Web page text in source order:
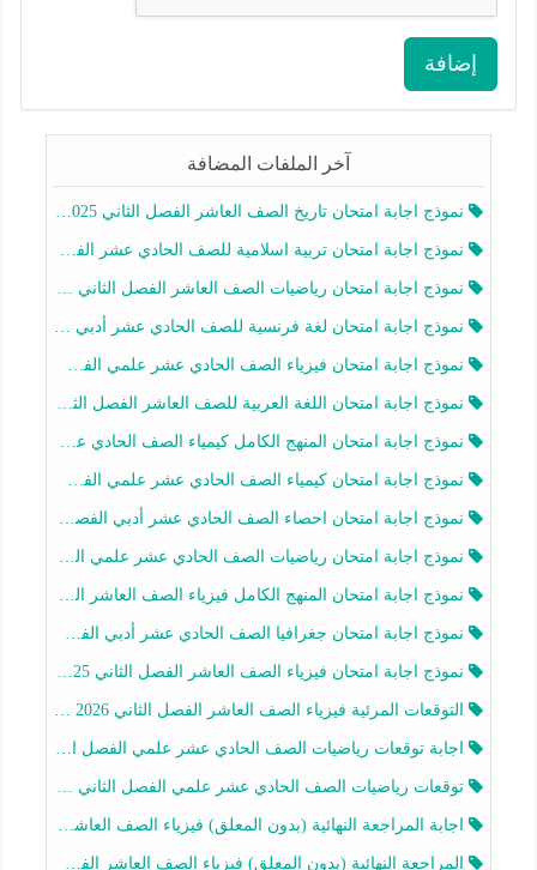
إضافة
آخر الملفات المضافة
نموذج اجابة امتحان تاريخ الصف العاشر الفصل الثاني 2025-2026
نموذج اجابة امتحان تربية اسلامية للصف الحادي عشر الفصل الثاني 2025-2026
نموذج اجابة امتحان رياضيات الصف العاشر الفصل الثاني 2025-2026
نموذج اجابة امتحان لغة فرنسية للصف الحادي عشر أدبي الفصل الثاني 2025-2026
نموذج اجابة امتحان فيزياء الصف الحادي عشر علمي الفصل الثاني 2025-2026
نموذج اجابة امتحان اللغة العربية للصف العاشر الفصل الثاني 2025-2026
نموذج اجابة امتحان المنهج الكامل كيمياء الصف الحادي عشر علمي الفصل الثاني 2025-2026
نموذج اجابة امتحان كيمياء الصف الحادي عشر علمي الفصل الثاني 2025-2026
نموذج اجابة امتحان احصاء الصف الحادي عشر أدبي الفصل الثاني 2025-2026
نموذج اجابة امتحان رياضيات الصف الحادي عشر علمي الفصل الثاني 2025-2026
نموذج اجابة امتحان المنهج الكامل فيزياء الصف العاشر الفصل الثاني 2025-2026
نموذج اجابة امتحان جغرافيا الصف الحادي عشر أدبي الفصل الثاني 2025-2026
نموذج اجابة امتحان فيزياء الصف العاشر الفصل الثاني 2025-2026
التوقعات المرئية فيزياء الصف العاشر الفصل الثاني 2026 أ هيثم الليثي
اجابة توقعات رياضيات الصف الحادي عشر علمي الفصل الثاني 2025-2026 أ عمرو فايز
توقعات رياضيات الصف الحادي عشر علمي الفصل الثاني 2025-2026 أ عمرو فايز
اجابة المراجعة النهائية (بدون المعلق) فيزياء الصف العاشر الفصل الثاني أ أحمد نبيه
المراجعة النهائية (بدون المعلق) فيزياء الصف العاشر الفصل الثاني أ أحمد نبيه